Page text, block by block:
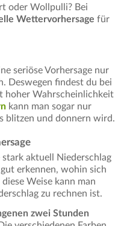
oder Wollpulli? Bei
Wettervorhersage für
seriöse Vorhersage nur
Deswegen findest du bei
hoher Wahrscheinlichkeit
kann man sogar nur
blitzen und donnern wird.
stark aktuell Niederschlag
erkennen, wohin sich
Weise kann man
zu rechnen ist.
zwei Stunden